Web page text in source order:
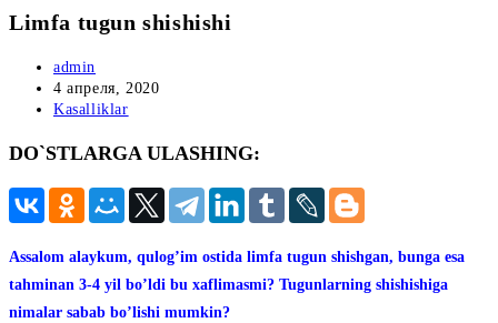
Limfa tugun shishishi
Автор
записи:
admin
Запись
опубликована:
4 апреля, 2020
Рубрика
Kasalliklar
DO`STLARGA ULASHING:
Аssalom alaykum, qulogʼim ostida limfa tugun shishgan, bunga esa
tahminan 3-4 yil boʼldi bu xaflimasmi? Tugunlarning shishishiga
nimalar sabab boʼlishi mumkin?